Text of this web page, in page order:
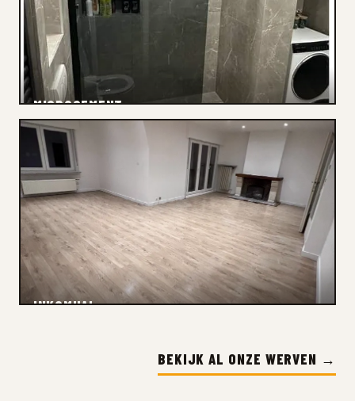
MICROCEMENT
Spoedloodgieter
INKOMHAL
BEKIJK AL ONZE WERVEN →